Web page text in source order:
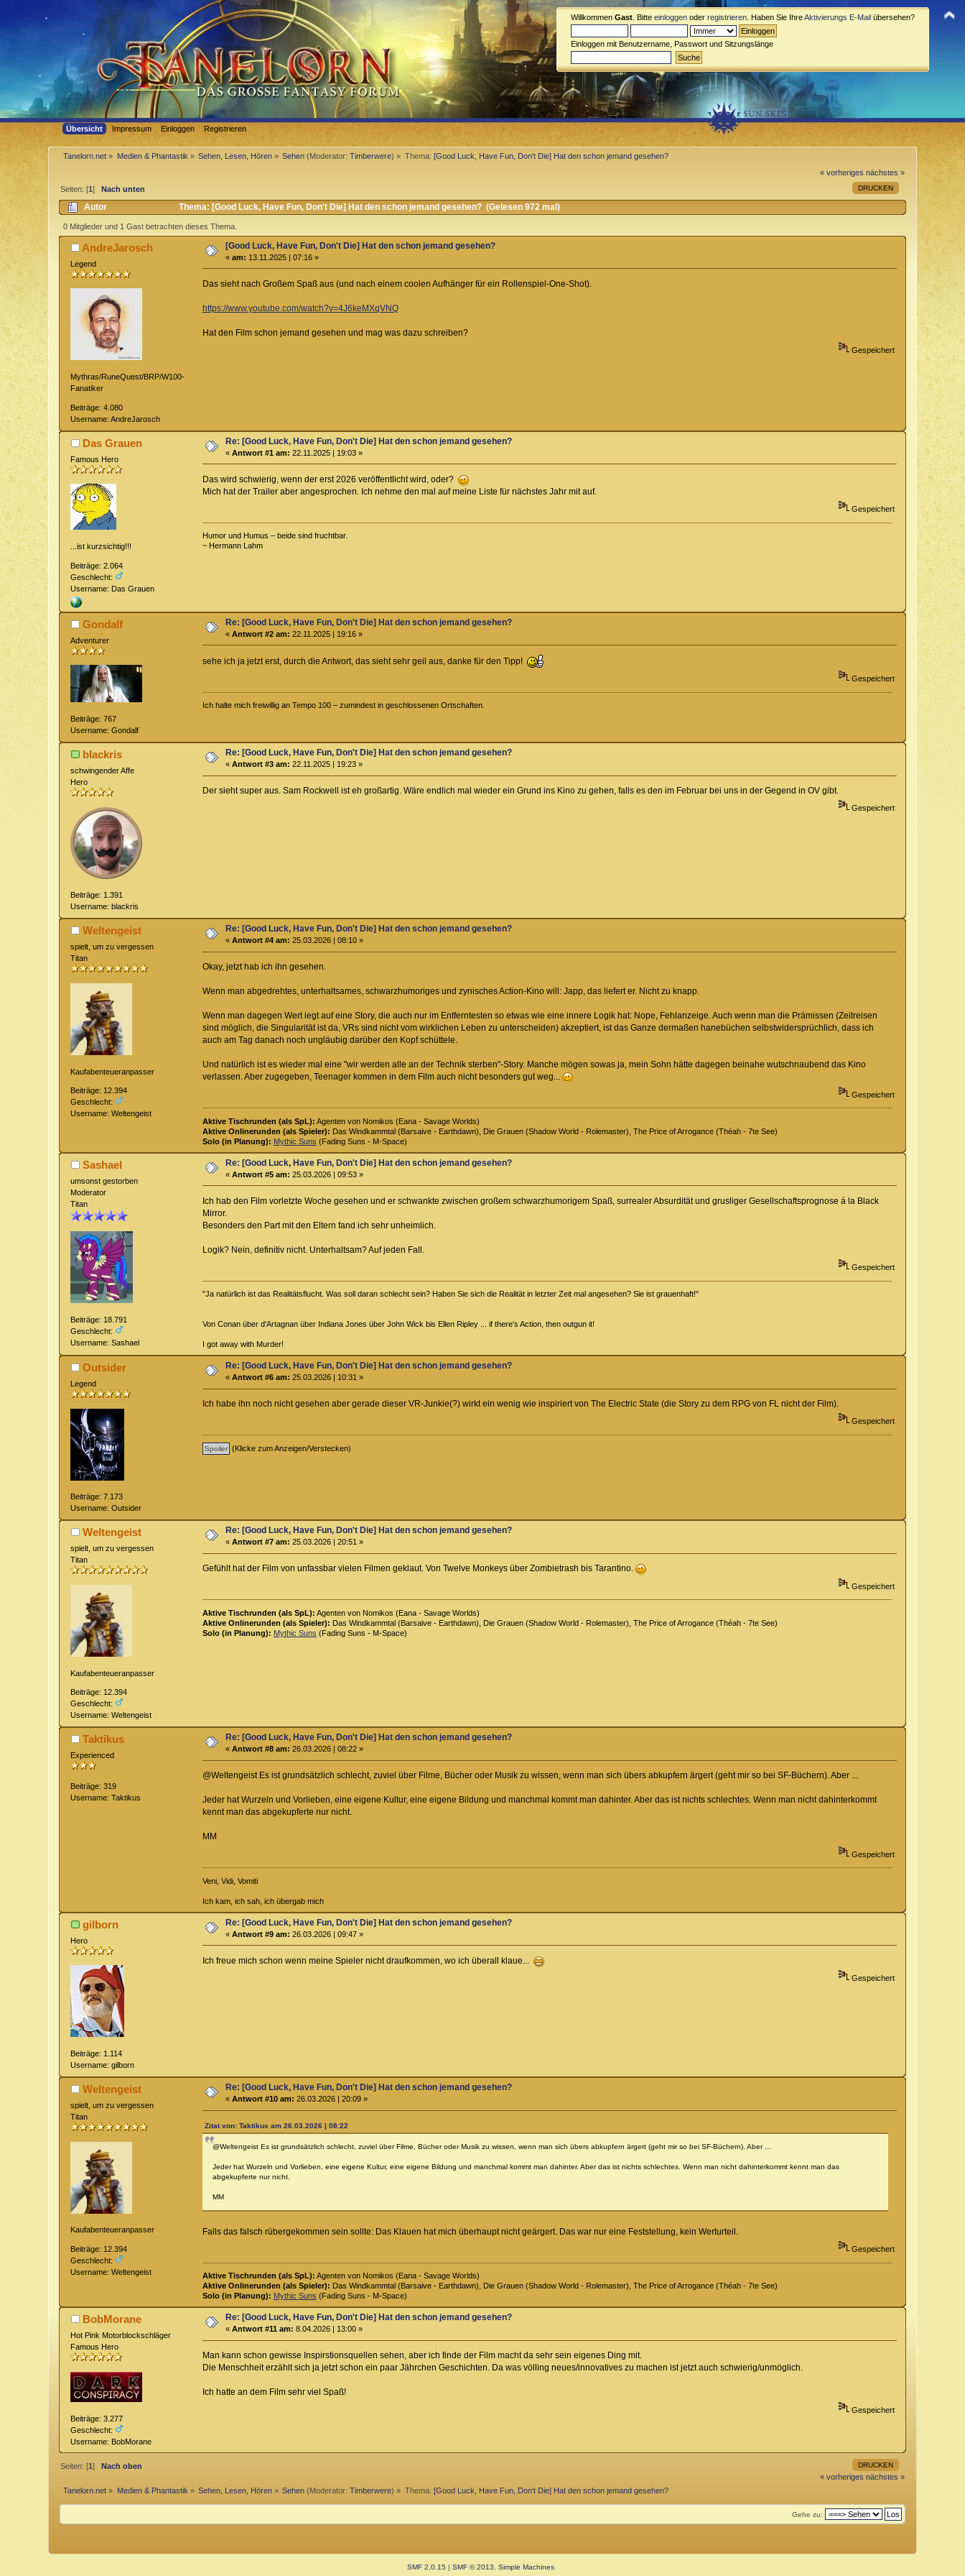
Willkommen Gast . Bitte einloggen oder registrieren . Haben Sie IhreAktivierungs E-Mail übersehen?
Einloggen mit Benutzername, Passwort und Sitzungslänge
Übersicht Impressum Einloggen Registrieren
Tanelorn.net » Medien & Phantastik » Sehen, Lesen, Hören » Sehen (Moderator:Timberwere) » Thema: [Good Luck, Have Fun, Don't Die] Hat den schon jemand gesehen?
« vorheriges nächstes »
DRUCKEN
Seiten: [1]Nach unten
Autor Thema: [Good Luck, Have Fun, Don't Die] Hat den schon jemand gesehen? (Gelesen 972 mal)
0 Mitglieder und 1 Gast betrachten dieses Thema.
AndreJarosch
Legend
Mythras/RuneQuest/BRP/W100-
Fanatiker
Beiträge: 4.080
Username: AndreJarosch
[Good Luck, Have Fun, Don't Die] Hat den schon jemand gesehen?
«am: 13.11.2025 | 07:16 »
Das sieht nach Großem Spaß aus (und nach einem coolen Aufhänger für ein Rollenspiel-One-Shot).
https://www.youtube.com/watch?v=4J6keMXqVNQ
Hat den Film schon jemand gesehen und mag was dazu schreiben?
Gespeichert
Das Grauen
Famous Hero
...ist kurzsichtig!!!
Beiträge: 2.064
Geschlecht:
Username: Das Grauen
Re: [Good Luck, Have Fun, Don't Die] Hat den schon jemand gesehen?
«Antwort #1 am: 22.11.2025 | 19:03 »
Das wird schwierig, wenn der erst 2026 veröffentlicht wird, oder?
Mich hat der Trailer aber angesprochen. Ich nehme den mal auf meine Liste für nächstes Jahr mit auf.
Gespeichert
Humor und Humus – beide sind fruchtbar.
~ Hermann Lahm
Gondalf
Adventurer
Beiträge: 767
Username: Gondalf
Re: [Good Luck, Have Fun, Don't Die] Hat den schon jemand gesehen?
«Antwort #2 am: 22.11.2025 | 19:16 »
sehe ich ja jetzt erst, durch die Antwort, das sieht sehr geil aus, danke für den Tipp!
Gespeichert
Ich halte mich freiwillig an Tempo 100 – zumindest in geschlossenen Ortschaften.
blackris
schwingender Affe
Hero
Beiträge: 1.391
Username: blackris
Re: [Good Luck, Have Fun, Don't Die] Hat den schon jemand gesehen?
«Antwort #3 am: 22.11.2025 | 19:23 »
Der sieht super aus. Sam Rockwell ist eh großartig. Wäre endlich mal wieder ein Grund ins Kino zu gehen, falls es den im Februar bei uns in der Gegend in OV gibt.
Gespeichert
Weltengeist
spielt, um zu vergessen
Titan
Kaufabenteueranpasser
Beiträge: 12.394
Geschlecht:
Username: Weltengeist
Re: [Good Luck, Have Fun, Don't Die] Hat den schon jemand gesehen?
«Antwort #4 am: 25.03.2026 | 08:10 »
Okay, jetzt hab ich ihn gesehen.
Wenn man abgedrehtes, unterhaltsames, schwarzhumoriges und zynisches Action-Kino will: Japp, das liefert er. Nicht zu knapp.
Wenn man dagegen Wert legt auf eine Story, die auch nur im Entferntesten so etwas wie eine innere Logik hat: Nope, Fehlanzeige. Auch wenn man die Prämissen (Zeitreisen
sind möglich, die Singularität ist da, VRs sind nicht vom wirklichen Leben zu unterscheiden) akzeptiert, ist das Ganze dermaßen hanebüchen selbstwidersprüchlich, dass ich
auch am Tag danach noch ungläubig darüber den Kopf schüttele.
Und natürlich ist es wieder mal eine "wir werden alle an der Technik sterben"-Story. Manche mögen sowas ja, mein Sohn hätte dagegen beinahe wutschnaubend das Kino
verlassen. Aber zugegeben, Teenager kommen in dem Film auch nicht besonders gut weg...
Gespeichert
Aktive Tischrunden (als SpL): Agenten von Nomikos (Eana - Savage Worlds)
Aktive Onlinerunden (als Spieler): Das Windkammtal (Barsaive - Earthdawn), Die Grauen (Shadow World - Rolemaster), The Price of Arrogance (Théah - 7te See)
Solo (in Planung): Mythic Suns (Fading Suns - M-Space)
Sashael
umsonst gestorben
Moderator
Titan
Beiträge: 18.791
Geschlecht:
Username: Sashael
Re: [Good Luck, Have Fun, Don't Die] Hat den schon jemand gesehen?
«Antwort #5 am: 25.03.2026 | 09:53 »
Ich hab den Film vorletzte Woche gesehen und er schwankte zwischen großem schwarzhumorigem Spaß, surrealer Absurdität und grusliger Gesellschaftsprognose á la Black
Mirror.
Besonders den Part mit den Eltern fand ich sehr unheimlich.
Logik? Nein, definitiv nicht. Unterhaltsam? Auf jeden Fall.
Gespeichert
"Ja natürlich ist das Realitätsflucht. Was soll daran schlecht sein? Haben Sie sich die Realität in letzter Zeit mal angesehen? Sie ist grauenhaft!"
Von Conan über d'Artagnan über Indiana Jones über John Wick bis Ellen Ripley ... if there's Action, then outgun it!
I got away with Murder!
Outsider
Legend
Beiträge: 7.173
Username: Outsider
Re: [Good Luck, Have Fun, Don't Die] Hat den schon jemand gesehen?
«Antwort #6 am: 25.03.2026 | 10:31 »
Ich habe ihn noch nicht gesehen aber gerade dieser VR-Junkie(?) wirkt ein wenig wie inspiriert von The Electric State (die Story zu dem RPG von FL nicht der Film).
Gespeichert
(Klicke zum Anzeigen/Verstecken)
Weltengeist
spielt, um zu vergessen
Titan
Kaufabenteueranpasser
Beiträge: 12.394
Geschlecht:
Username: Weltengeist
Re: [Good Luck, Have Fun, Don't Die] Hat den schon jemand gesehen?
«Antwort #7 am: 25.03.2026 | 20:51 »
Gefühlt hat der Film von unfassbar vielen Filmen geklaut. Von Twelve Monkeys über Zombietrash bis Tarantino.
Gespeichert
Aktive Tischrunden (als SpL): Agenten von Nomikos (Eana - Savage Worlds)
Aktive Onlinerunden (als Spieler): Das Windkammtal (Barsaive - Earthdawn), Die Grauen (Shadow World - Rolemaster), The Price of Arrogance (Théah - 7te See)
Solo (in Planung): Mythic Suns (Fading Suns - M-Space)
Taktikus
Experienced
Beiträge: 319
Username: Taktikus
Re: [Good Luck, Have Fun, Don't Die] Hat den schon jemand gesehen?
«Antwort #8 am: 26.03.2026 | 08:22 »
@Weltengeist Es ist grundsätzlich schlecht, zuviel über Filme, Bücher oder Musik zu wissen, wenn man sich übers abkupfern ärgert (geht mir so bei SF-Büchern). Aber ...
Jeder hat Wurzeln und Vorlieben, eine eigene Kultur, eine eigene Bildung und manchmal kommt man dahinter. Aber das ist nichts schlechtes. Wenn man nicht dahinterkommt
kennt man das abgekupferte nur nicht.
MM
Gespeichert
Veni, Vidi, Vomiti
Ich kam, ich sah, ich übergab mich
gilborn
Hero
Beiträge: 1.114
Username: gilborn
Re: [Good Luck, Have Fun, Don't Die] Hat den schon jemand gesehen?
«Antwort #9 am: 26.03.2026 | 09:47 »
Ich freue mich schon wenn meine Spieler nicht draufkommen, wo ich überall klaue...
Gespeichert
Weltengeist
spielt, um zu vergessen
Titan
Kaufabenteueranpasser
Beiträge: 12.394
Geschlecht:
Username: Weltengeist
Re: [Good Luck, Have Fun, Don't Die] Hat den schon jemand gesehen?
«Antwort #10 am: 26.03.2026 | 20:09 »
Zitat von: Taktikus am 26.03.2026 | 08:22
@Weltengeist Es ist grundsätzlich schlecht, zuviel über Filme, Bücher oder Musik zu wissen, wenn man sich übers abkupfern ärgert (geht mir so bei SF-Büchern). Aber ...
Jeder hat Wurzeln und Vorlieben, eine eigene Kultur, eine eigene Bildung und manchmal kommt man dahinter. Aber das ist nichts schlechtes. Wenn man nicht dahinterkommt kennt man das
abgekupferte nur nicht.
MM
Falls das falsch rübergekommen sein sollte: Das Klauen hat mich überhaupt nicht geärgert. Das war nur eine Feststellung, kein Werturteil.
Gespeichert
Aktive Tischrunden (als SpL): Agenten von Nomikos (Eana - Savage Worlds)
Aktive Onlinerunden (als Spieler): Das Windkammtal (Barsaive - Earthdawn), Die Grauen (Shadow World - Rolemaster), The Price of Arrogance (Théah - 7te See)
Solo (in Planung): Mythic Suns (Fading Suns - M-Space)
BobMorane
Hot Pink Motorblockschläger
Famous Hero
Beiträge: 3.277
Geschlecht:
Username: BobMorane
Re: [Good Luck, Have Fun, Don't Die] Hat den schon jemand gesehen?
«Antwort #11 am: 8.04.2026 | 13:00 »
Man kann schon gewisse Inspirstionsquellen sehen, aber ich finde der Film macht da sehr sein eigenes Ding mit.
Die Menschheit erzählt sich ja jetzt schon ein paar Jährchen Geschichten. Da was völling neues/innovatives zu machen ist jetzt auch schwierig/unmöglich.
Ich hatte an dem Film sehr viel Spaß!
Gespeichert
DRUCKEN
Seiten: [1]Nach oben
« vorheriges nächstes »
Tanelorn.net » Medien & Phantastik » Sehen, Lesen, Hören » Sehen (Moderator:Timberwere) » Thema: [Good Luck, Have Fun, Don't Die] Hat den schon jemand gesehen?
Gehe zu:
SMF 2.0.15 | SMF © 2013
Simple Machines